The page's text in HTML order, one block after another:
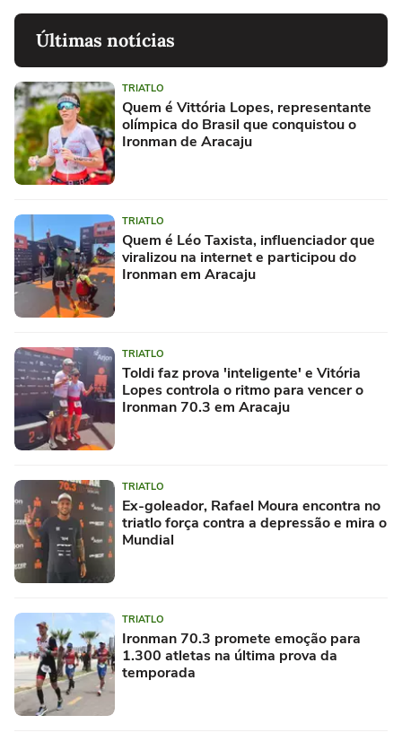
Últimas notícias
TRIATLO
Quem é Vittória Lopes, representante
olímpica do Brasil que conquistou o
Ironman de Aracaju
TRIATLO
Quem é Léo Taxista, influenciador que
viralizou na internet e participou do
Ironman em Aracaju
TRIATLO
Toldi faz prova 'inteligente' e Vitória
Lopes controla o ritmo para vencer o
Ironman 70.3 em Aracaju
TRIATLO
Ex-goleador, Rafael Moura encontra no
triatlo força contra a depressão e mira o
Mundial
TRIATLO
Ironman 70.3 promete emoção para
1.300 atletas na última prova da
temporada